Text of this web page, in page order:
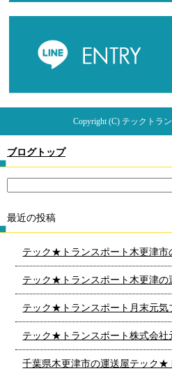
Copyright (C) テックトラ
ブログトップ
最近の投稿
テック★トランスポート木更津市
テック★トランスポート木更津の
テック★トランスポート月末元気
テック★トランスポート株式会社
千葉県木更津市の運送屋テック